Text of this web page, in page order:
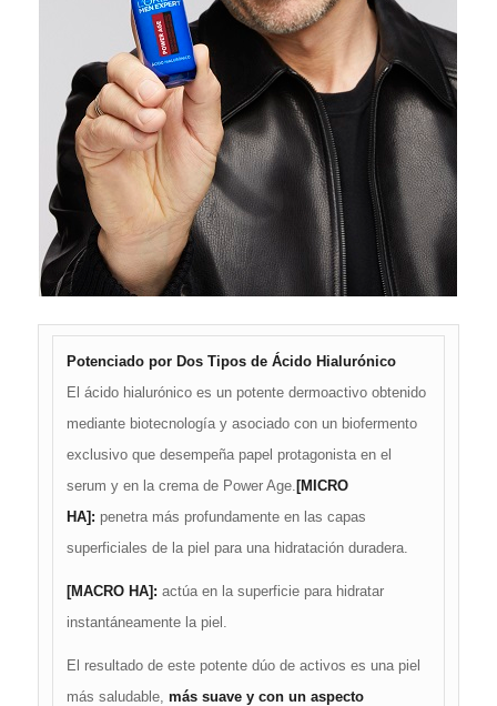
Potenciado por Dos Tipos de Ácido Hialurónico
El ácido hialurónico es un potente dermoactivo obtenido
mediante biotecnología y asociado con un biofermento
exclusivo que desempeña papel protagonista en el
serum y en la crema de Power Age. [MICRO
HA]: penetra más profundamente en las capas
superficiales de la piel para una hidratación duradera.
[MACRO HA]: actúa en la superficie para hidratar
instantáneamente la piel.
El resultado de este potente dúo de activos es una piel
más saludable, más suave y con un aspecto